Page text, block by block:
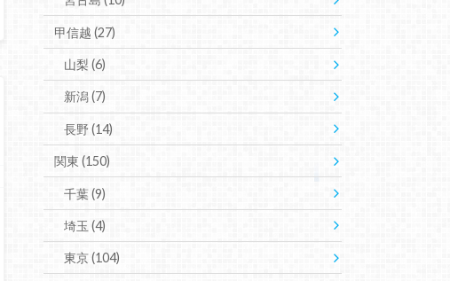
甲信越 (27)
山梨(6)
新潟(7)
長野(14)
関東 (150)
千葉(9)
埼玉(4)
東京(104)